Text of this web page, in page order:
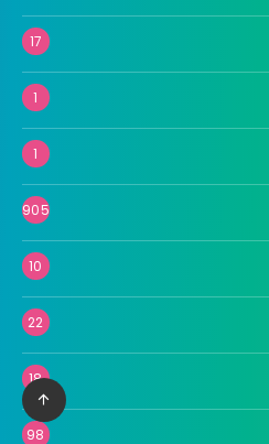
17
1
1
905
10
22
18
98